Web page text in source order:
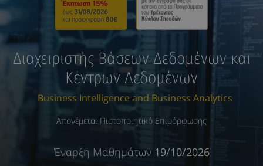
Διαχειριστής Βάσεων Δεδομένων και
Κέντρων Δεδομένων
Business Intelligence and Business Analytics
Απονέμεται Πιστοποιητικό Επιμόρφωσης
Έναρξη Μαθημάτων 19/10/2026